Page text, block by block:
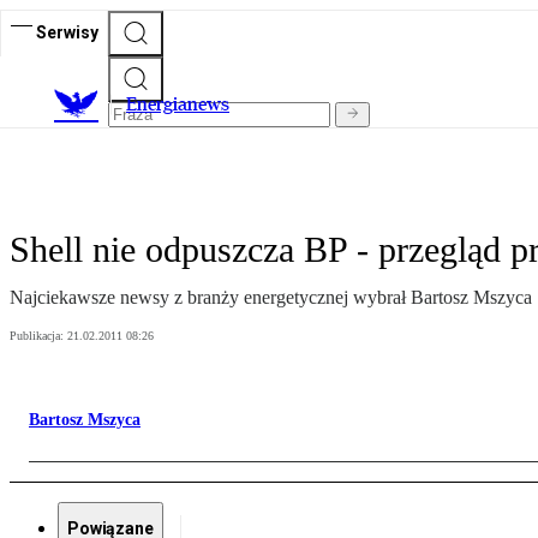
Serwisy
Energianews
Shell nie odpuszcza BP - przegląd
Najciekawsze newsy z branży energetycznej wybrał Bartosz Mszyca
Publikacja: 21.02.2011 08:26
Bartosz Mszyca
Powiązane